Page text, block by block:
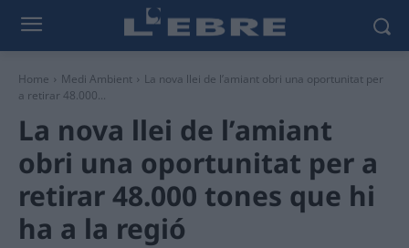
Home Medi Ambient
La nova llei de l’amiant obri una oportunitat per
a retirar 48.000...
La nova llei de l’amiant
obri una oportunitat per a
retirar 48.000 tones que hi
ha a la regió